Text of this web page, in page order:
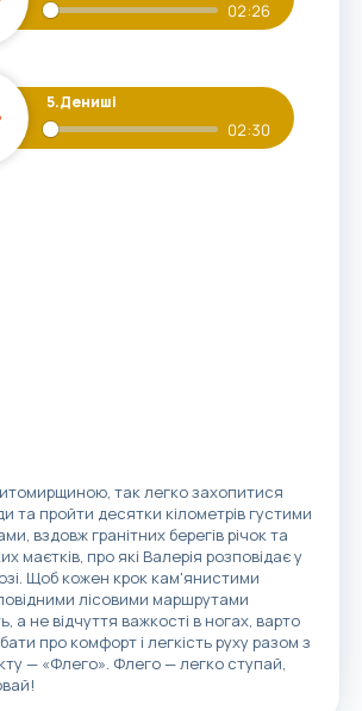
02:26
5.Дениші
02:30
так легко захопитися
та пройти десятки кілометрів густими
вздовж гранітних берегів річок та
маєтків, про які Валерія розповідає у
Щоб кожен крок кам'янистими
лісовими маршрутами
а не відчуття важкості в ногах, варто
про комфорт і легкість руху разом з
— «Флего». Флего — легко ступай,